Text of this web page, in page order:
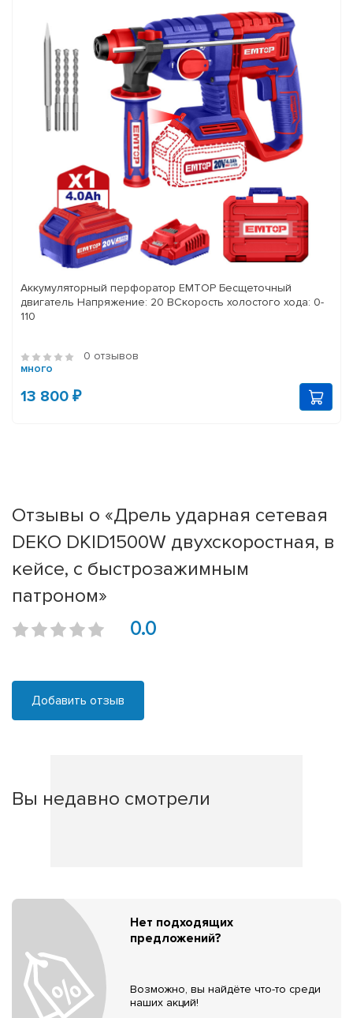
Аккумуляторный перфоратор EMTOP Бесщеточный
двигатель Напряжение: 20 ВСкорость холостого хода: 0-
110
0 отзывов
много
13 800 ₽
Отзывы о «Дрель ударная сетевая
DEKO DKID1500W двухскоростная, в
кейсе, с быстрозажимным
патроном»
0.0
Добавить отзыв
Вы недавно смотрели
Нет подходящих
предложений?
Возможно, вы найдёте что-то среди
наших акций!